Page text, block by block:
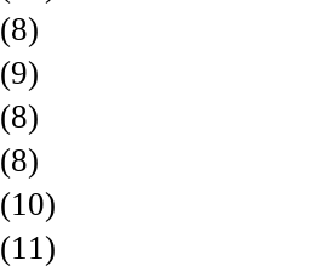
(8)
(9)
(8)
(8)
(10)
(11)